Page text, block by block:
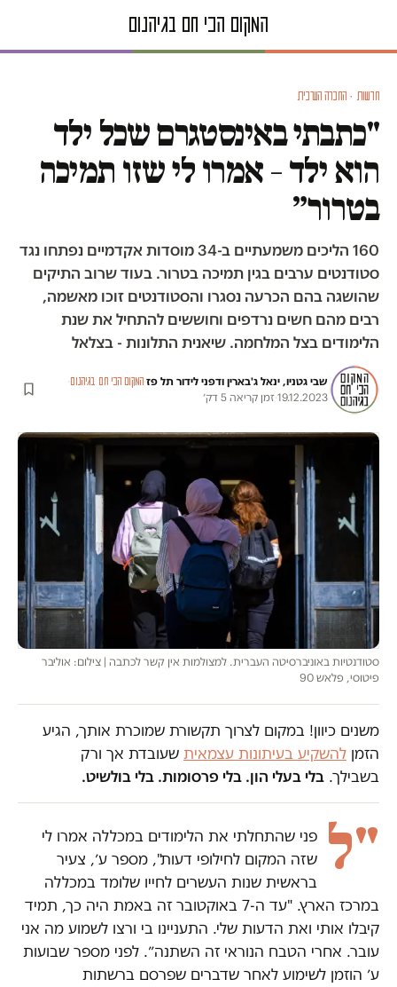
חדשות · החברה הערבית
"כתבתי באינסטגרם שכל ילד
הוא ילד – אמרו לי שזו תמיכה
בטרור״
160 הליכים משמעתיים ב-34 מוסדות אקדמיים נפתחו נגד
סטודנטים ערבים בגין תמיכה בטרור. בעוד שרוב התיקים
שהושגה בהם הכרעה נסגרו והסטודנטים זוכו מאשמה,
רבים מהם חשים נרדפים וחוששים להתחיל את שנת
הלימודים בצל המלחמה. שיאנית התלונות - בצלאל
שבי גטניו, ינאל ג'בארין ודפני לידור תל פז·המקום הכי חם בגיהנום·
19.12.2023
·זמן קריאה 5 דק׳
סטודנטיות באוניברסיטה העברית. למצולמות אין קשר לכתבה | צילום: אוליבר
פיטוסי, פלאש 90
משנים כיוון! במקום לצרוך תקשורת שמוכרת אותך, הגיע
הזמן להשקיע בעיתונות עצמאית שעובדת אך ורק
בשבילך. בלי בעלי הון. בלי פרסומות. בלי בולשיט.
"ל פני שהתחלתי את הלימודים במכללה אמרו לי
שזה המקום לחילופי דעות", מספר ע׳, צעיר
בראשית שנות העשרים לחייו שלומד במכללה
במרכז הארץ. "עד ה-7 באוקטובר זה באמת היה כך, תמיד
קיבלו אותי ואת הדעות שלי. התעניינו בי ורצו לשמוע מה אני
עובר. אחרי הטבח הנוראי זה השתנה״. לפני מספר שבועות
ע׳ הוזמן לשימוע לאחר שדברים שפרסם ברשתות